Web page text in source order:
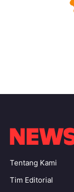
Tentang Kami
Tim Editorial